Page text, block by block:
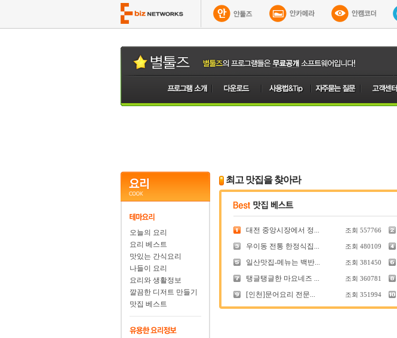
오늘의 요리
요리 베스트
맛있는 간식요리
나들이 요리
요리와 생활정보
깔끔한 디저트 만들기
맛집 베스트
최고 맛집을 찾아라
대전 중앙시장에서 정... 조회 557766
우이동 전통 한정식집... 조회 480109
일산맛집-메뉴는 백반... 조회 381450
탱글탱글한 마요네즈 ... 조회 360781
[인천]문어요리 전문... 조회 351994